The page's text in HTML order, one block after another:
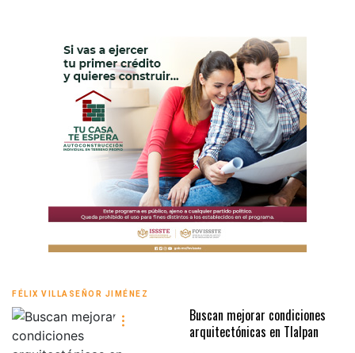
FÉLIX VILLASEÑOR JIMÉNEZ
Buscan mejorar condiciones
arquitectónicas en Tlalpan